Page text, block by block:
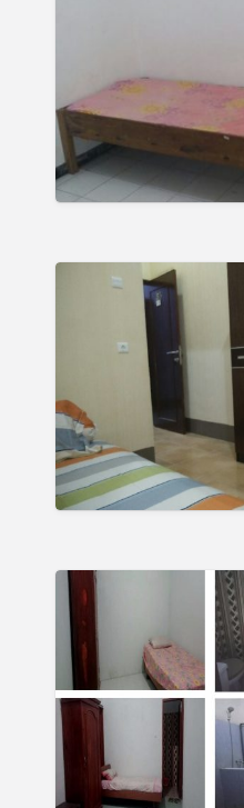
dan
Hang
Tuah
Sewa
Kamar
Kost
Karyawan/Mahasiswa